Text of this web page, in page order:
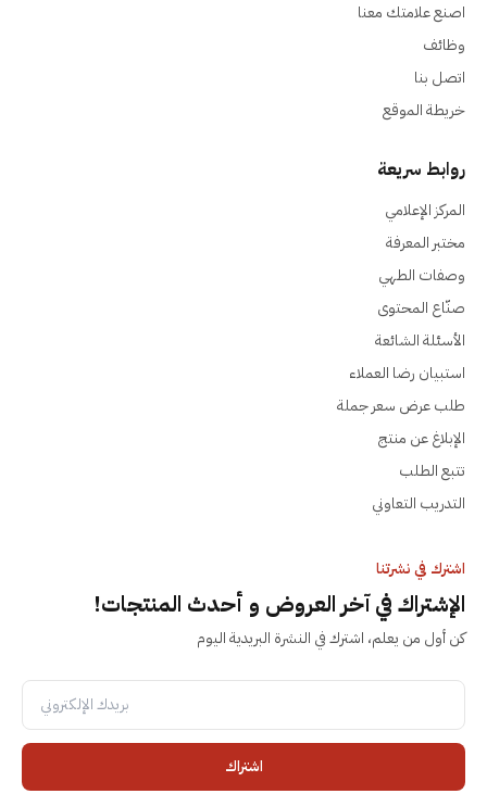
اصنع علامتك معنا
وظائف
اتصل بنا
خريطة الموقع
روابط سريعة
المركز الإعلامي
مختبر المعرفة
وصفات الطهي
صنّاع المحتوى
الأسئلة الشائعة
استبيان رضا العملاء
طلب عرض سعر جملة
الإبلاغ عن منتج
تتبع الطلب
التدريب التعاوني
اشترك في نشرتنا
الإشتراك في آخر العروض و أحدث المنتجات!
كن أول من يعلم، اشترك في النشرة البريدية اليوم
اشتراك